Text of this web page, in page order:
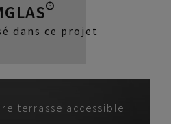
dans ce projet
terrasse accessible